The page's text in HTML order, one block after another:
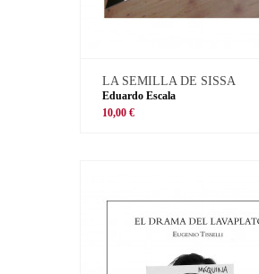
LA SEMILLA DE SISSA
Eduardo Escala
10,00 €